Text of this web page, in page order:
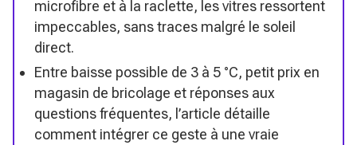
microfibre et à la raclette, les vitres ressortent
impeccables, sans traces malgré le soleil
direct.
Entre baisse possible de 3 à 5 °C, petit prix en
magasin de bricolage et réponses aux
questions fréquentes, l’article détaille
comment intégrer ce geste à une vraie